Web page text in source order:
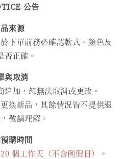
公告
來源
下單前務必確認款式、顏色及
否正確。
與取消
加，恕無法取消或更改。
換新品，其餘情況皆不提供退
敬請理解。
購時間
個工作天（不含例假日）
。